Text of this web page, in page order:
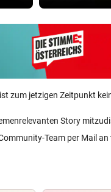
zum jetzigen Zeitpunkt
Story
Team per Mail an